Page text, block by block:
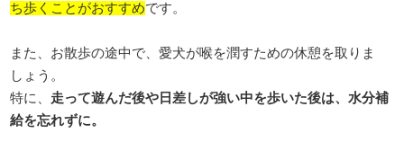
ち歩くことがおすすめです。
また、お散歩の途中で、愛犬が喉を潤すための休憩を取りま
しょう。
特に、 走って遊んだ後や日差しが強い中を歩いた後は、水分補
給を忘れずに。